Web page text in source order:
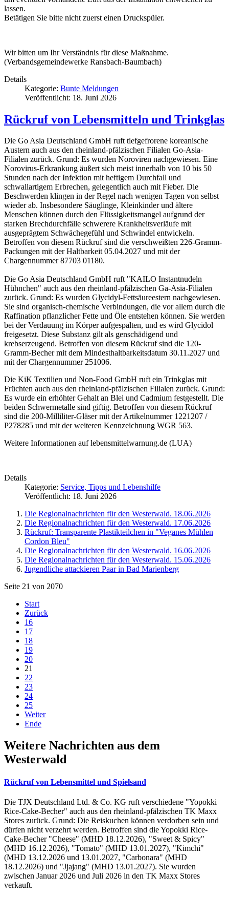
lassen.
Betätigen Sie bitte nicht zuerst einen Druckspüler.
Wir bitten um Ihr Verständnis für diese Maßnahme.
(Verbandsgemeindewerke Ransbach-Baumbach)
Details
Kategorie: Bunte Meldungen
Veröffentlicht: 18. Juni 2026
Rückruf von Lebensmitteln und Trinkglas
Die Go Asia Deutschland GmbH ruft tiefgefrorene koreanische
Austern auch aus den rheinland-pfälzischen Filialen Go-Asia-
Filialen zurück. Grund: Es wurden Noroviren nachgewiesen. Eine
Norovirus-Erkrankung äußert sich meist innerhalb von 10 bis 50
Stunden nach der Infektion mit heftigem Durchfall und
schwallartigem Erbrechen, gelegentlich auch mit Fieber. Die
Beschwerden klingen in der Regel nach wenigen Tagen von selbst
wieder ab. Insbesondere Säuglinge, Kleinkinder und ältere
Menschen können durch den Flüssigkeitsmangel aufgrund der
starken Brechdurchfälle schwerere Krankheitsverläufe mit
ausgeprägtem Schwächegefühl und Schwindel entwickeln.
Betroffen von diesem Rückruf sind die verschweißten 226-Gramm-
Packungen mit der Haltbarkeit 05.04.2027 und mit der
Chargennummer 87703 01180.
Die Go Asia Deutschland GmbH ruft "KAILO Instantnudeln
Hühnchen" auch aus den rheinland-pfälzischen Ga-Asia-Filialen
zurück. Grund: Es wurden Glycidyl-Fettsäureestern nachgewiesen.
Sie sind organisch-chemische Verbindungen, die vor allem durch die
Raffination pflanzlicher Fette und Öle entstehen können. Sie werden
bei der Verdauung im Körper aufgespalten, und es wird Glycidol
freigesetzt. Diese Substanz gilt als genschädigend und
krebserzeugend. Betroffen von diesem Rückruf sind die 120-
Gramm-Becher mit dem Mindesthaltbarkeitsdatum 30.11.2027 und
mit der Chargennummer 251006.
Die KiK Textilien und Non-Food GmbH ruft ein Trinkglas mit
Früchten auch aus den rheinland-pfälzischen Filialen zurück. Grund:
Es wurde ein erhöhter Gehalt an Blei und Cadmium festgestellt. Die
beiden Schwermetalle sind giftig. Betroffen von diesem Rückruf
sind die 200-Milliliter-Gläser mit der Artikelnummer 1221207 /
P278285 und mit der weiteren Kennzeichnung WGR 563.
Weitere Informationen auf lebensmittelwarnung.de (LUA)
Details
Kategorie: Service, Tipps und Lebenshilfe
Veröffentlicht: 18. Juni 2026
Die Regionalnachrichten für den Westerwald. 18.06.2026
Die Regionalnachrichten für den Westerwald. 17.06.2026
Rückruf: Transparente Plastikteilchen in "Veganes Mühlen
Cordon Bleu"
Die Regionalnachrichten für den Westerwald. 16.06.2026
Die Regionalnachrichten für den Westerwald. 15.06.2026
Jugendliche attackieren Paar in Bad Marienberg
Seite 21 von 2070
Start
Zurück
16
17
18
19
20
21
22
23
24
25
Weiter
Ende
Weitere Nachrichten aus dem
Westerwald
Rückruf von Lebensmittel und Spielsand
Die TJX Deutschland Ltd. & Co. KG ruft verschiedene "Yopokki
Rice-Cake-Becher" auch aus den rheinland-pfälzischen TK Maxx
Stores zurück. Grund: Die Reiskuchen können verdorben sein und
dürfen nicht verzehrt werden. Betroffen sind die Yopokki Rice-
Cake-Becher "Cheese" (MHD 18.12.2026), "Sweet & Spicy"
(MHD 16.12.2026), "Tomato" (MHD 13.01.2027), "Kimchi"
(MHD 13.12.2026 und 13.01.2027, "Carbonara" (MHD
18.12.2026) und "Jjajang" (MHD 13.01.2027). Sie wurden
zwischen Januar 2026 und Juli 2026 in den TK Maxx Stores
verkauft.